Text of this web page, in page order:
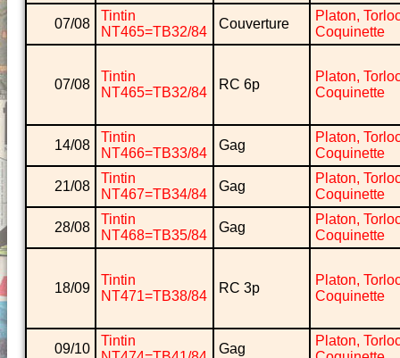
07/08
Tintin
NT465=TB32/84
Couverture
Platon,
Coquinette
07/08
Tintin
NT465=TB32/84
RC 6p
Platon,
Coquinette
14/08
Tintin
NT466=TB33/84
Gag
Platon,
Coquinette
21/08
Tintin
NT467=TB34/84
Gag
Platon,
Coquinette
28/08
Tintin
NT468=TB35/84
Gag
Platon,
Coquinette
18/09
Tintin
NT471=TB38/84
RC 3p
Platon,
Coquinette
09/10
Tintin
Gag
Platon,